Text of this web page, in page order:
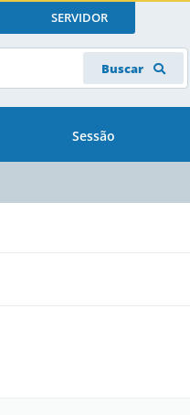
SERVIDOR
Buscar
Sessão